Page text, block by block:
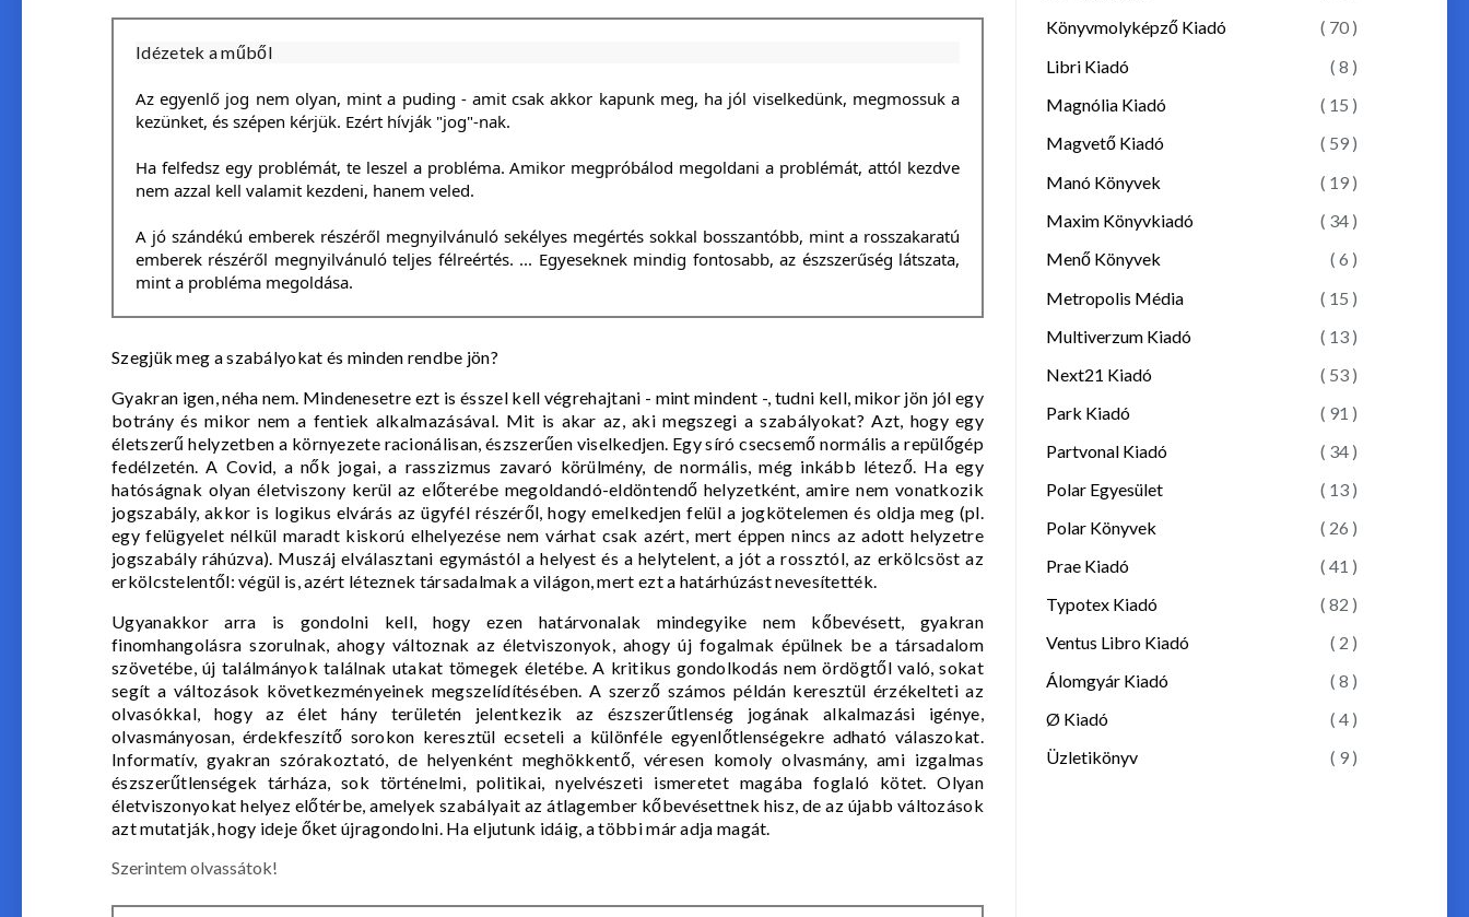
Idézetek a műből
Az egyenlő jog nem olyan, mint a puding - amit csak akkor kapunk meg, ha jól viselkedünk, megmossuk a
kezünket, és szépen kérjük. Ezért hívják "jog"-nak.
Ha felfedsz egy problémát, te leszel a probléma. Amikor megpróbálod megoldani a problémát, attól kezdve
nem azzal kell valamit kezdeni, hanem veled.
A jó szándékú emberek részéről megnyilvánuló sekélyes megértés sokkal bosszantóbb, mint a rosszakaratú
emberek részéről megnyilvánuló teljes félreértés. ... Egyeseknek mindig fontosabb, az észszerűség látszata,
mint a probléma megoldása.
Szegjük meg a szabályokat és minden rendbe jön?
Gyakran igen, néha nem. Mindenesetre ezt is ésszel kell végrehajtani - mint mindent -, tudni kell, mikor jön jól egy
botrány és mikor nem a fentiek alkalmazásával. Mit is akar az, aki megszegi a szabályokat? Azt, hogy egy
életszerű helyzetben a környezete racionálisan, észszerűen viselkedjen. Egy síró csecsemő normális a repülőgép
fedélzetén. A Covid, a nők jogai, a rasszizmus zavaró körülmény, de normális, még inkább létező. Ha egy
hatóságnak olyan életviszony kerül az előterébe megoldandó-eldöntendő helyzetként, amire nem vonatkozik
jogszabály, akkor is logikus elvárás az ügyfél részéről, hogy emelkedjen felül a jogkötelemen és oldja meg (pl.
egy felügyelet nélkül maradt kiskorú elhelyezése nem várhat csak azért, mert éppen nincs az adott helyzetre
jogszabály ráhúzva). Muszáj elválasztani egymástól a helyest és a helytelent, a jót a rossztól, az erkölcsöst az
erkölcstelentől: végül is, azért léteznek társadalmak a világon, mert ezt a határhúzást nevesítették.
Ugyanakkor arra is gondolni kell, hogy ezen határvonalak mindegyike nem kőbevésett, gyakran
finomhangolásra szorulnak, ahogy változnak az életviszonyok, ahogy új fogalmak épülnek be a társadalom
szövetébe, új találmányok találnak utakat tömegek életébe. A kritikus gondolkodás nem ördögtől való, sokat
segít a változások következményeinek megszelídítésében. A szerző számos példán keresztül érzékelteti az
olvasókkal, hogy az élet hány területén jelentkezik az észszerűtlenség jogának alkalmazási igénye,
olvasmányosan, érdekfeszítő sorokon keresztül ecseteli a különféle egyenlőtlenségekre adható válaszokat.
Informatív, gyakran szórakoztató, de helyenként meghökkentő, véresen komoly olvasmány, ami izgalmas
észszerűtlenségek tárháza, sok történelmi, politikai, nyelvészeti ismeretet magába foglaló kötet. Olyan
életviszonyokat helyez előtérbe, amelyek szabályait az átlagember kőbevésettnek hisz, de az újabb változások
azt mutatják, hogy ideje őket újragondolni. Ha eljutunk idáig, a többi már adja magát.
Szerintem olvassátok!
Könyvmolyképző Kiadó
( 70 )
Libri Kiadó
( 8 )
Magnólia Kiadó
( 15 )
Magvető Kiadó
( 59 )
Manó Könyvek
( 19 )
Maxim Könyvkiadó
( 34 )
Menő Könyvek
( 6 )
Metropolis Média
( 15 )
Multiverzum Kiadó
( 13 )
Next21 Kiadó
( 53 )
Park Kiadó
( 91 )
Partvonal Kiadó
( 34 )
Polar Egyesület
( 13 )
Polar Könyvek
( 26 )
Prae Kiadó
( 41 )
Typotex Kiadó
( 82 )
Ventus Libro Kiadó
( 2 )
Álomgyár Kiadó
( 8 )
Ø Kiadó
( 4 )
Üzletikönyv
( 9 )